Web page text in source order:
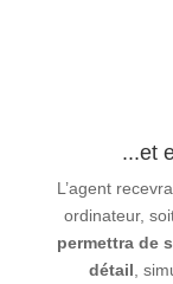
...et
L’agent
ordinateur,
permettra de
détail ,